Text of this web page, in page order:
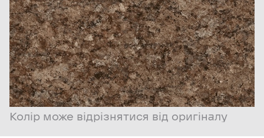
Колір може відрізнятися від оригіналу